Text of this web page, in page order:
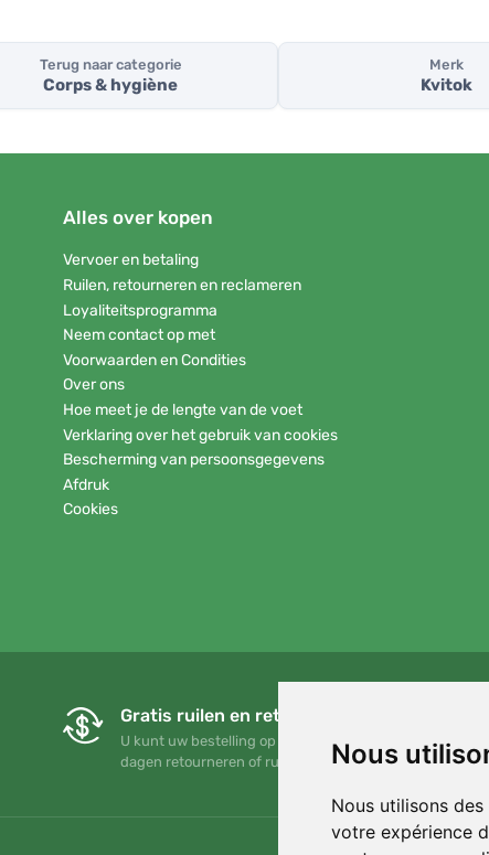
Nous
Nous utilisons
votre expérience
Terug naar categorie
Corps & hygiène
Merk
Kvitok
Alles over kopen
Vervoer en betaling
Ruilen, retourneren en reclameren
Loyaliteitsprogramma
Neem contact op met
Voorwaarden en Condities
Over ons
Hoe meet je de lengte van de voet
Verklaring over het gebruik van cookies
Bescherming van persoonsgegevens
Afdruk
Cookies
Gratis ruilen en retourneren
U kunt uw bestelling op elk gewenst moment binnen 90
dagen retourneren of ruilen